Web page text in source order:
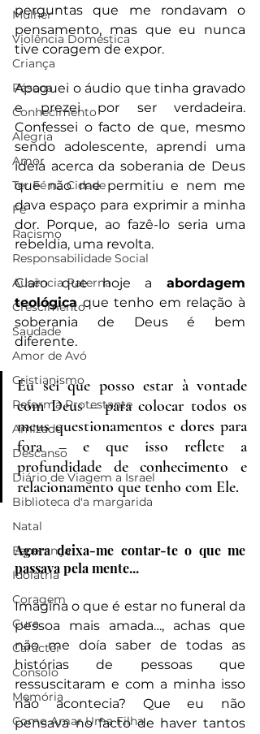
Mulher
Violência Doméstica
Criança
Páscoa
Conhecimento
Alegria
Amor
Ter Fé na Cidade
Fé
Racismo
Responsabilidade Social
Ausência Paterna
Crescimento
Saudade
Amor de Avó
Cristianismo
Reforma Protestante
Amizade
Descanso
Diário de Viagem a Israel
Biblioteca d'a margarida
Natal
Esperança
Idolatria
Coragem
Cura
Carácter
Consolo
Memória
Como Amar Uma Filha
perguntas que me rondavam o
pensamento, mas que eu nunca
tive coragem de expor.
Apaguei o áudio que tinha gravado
e prezei por ser verdadeira.
Confessei o facto de que, mesmo
sendo adolescente, aprendi uma
ideia acerca da soberania de Deus
que não me permitiu e nem me
dava espaço para exprimir a minha
dor. Porque, ao fazê-lo seria uma
rebeldia, uma revolta.
Claro que hoje a abordagem
teológica que tenho em relação à
soberania de Deus é bem
diferente.
Eu sei que posso estar à vontade
com Deus – para colocar todos os
meus questionamentos e dores para
fora – e que isso reflete a
profundidade de conhecimento e
relacionamento que tenho com Ele.
Agora deixa-me contar-te o que me
passava pela mente...
Imagina o que é estar no funeral da
pessoa mais amada…, achas que
não me doía saber de todas as
histórias de pessoas que
ressuscitaram e com a minha isso
não acontecia? Que eu não
pensava no facto de haver tantos